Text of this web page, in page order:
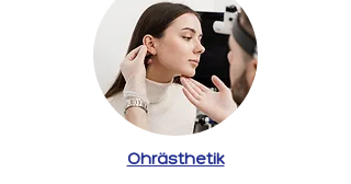
Ohrästhetik